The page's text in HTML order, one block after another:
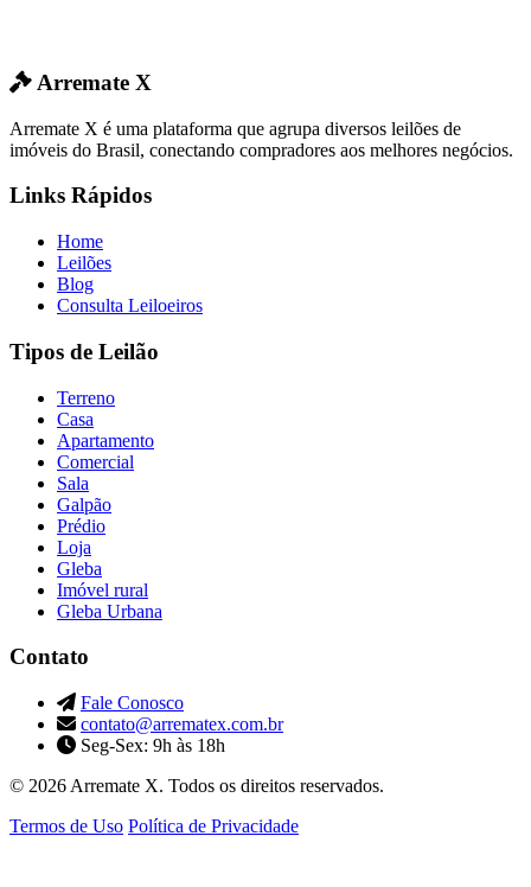
Arremate X
Arremate X é uma plataforma que agrupa diversos leilões de
imóveis do Brasil, conectando compradores aos melhores negócios.
Links Rápidos
Home
Leilões
Blog
Consulta Leiloeiros
Tipos de Leilão
Terreno
Casa
Apartamento
Comercial
Sala
Galpão
Prédio
Loja
Gleba
Imóvel rural
Gleba Urbana
Contato
Fale Conosco
contato@arrematex.com.br
Seg-Sex: 9h às 18h
© 2026 Arremate X. Todos os direitos reservados.
Termos de Uso Política de Privacidade